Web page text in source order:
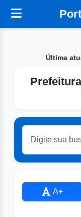
Última
A+